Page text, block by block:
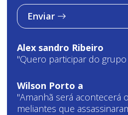
Enviar
Alex sandro Ribeiro
"Quero participar do grupo
Wilson Porto a
"Amanhã será acontecerá
meliantes que